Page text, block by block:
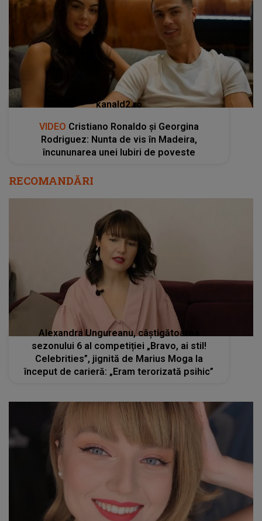
kanald2.ro
VIDEO Cristiano Ronaldo și Georgina
Rodriguez: Nunta de vis în Madeira,
încununarea unei Iubiri de poveste
RECOMANDĂRI
Alexandra Ungureanu, câștigătoarea
sezonului 6 al competiției „Bravo, ai stil!
Celebrities”, jignită de Marius Moga la
început de carieră: „Eram terorizată psihic”